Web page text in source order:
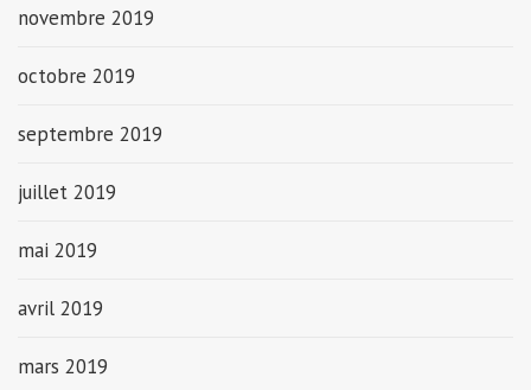
novembre 2019
octobre 2019
septembre 2019
juillet 2019
mai 2019
avril 2019
mars 2019